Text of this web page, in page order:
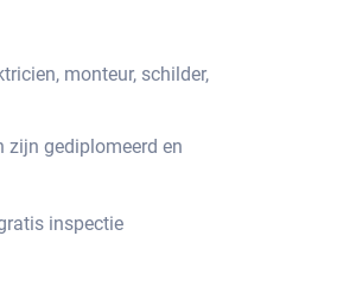
monteur, schilder,
zijn gediplomeerd en
inspectie